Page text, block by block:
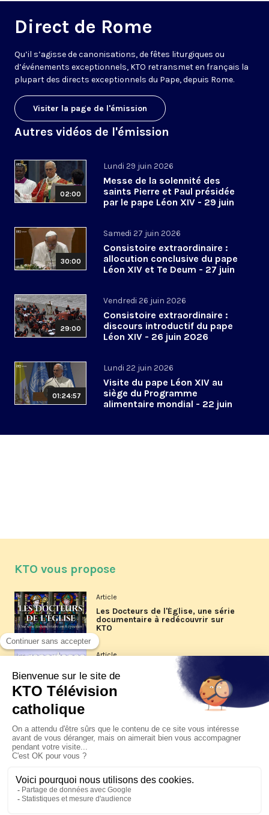
Direct de Rome
Qu’il s’agisse de canonisations, de fêtes liturgiques ou
d’événements exceptionnels, KTO retransmet en français la
plupart des directs exceptionnels du Pape, depuis Rome.
Visiter la page de l'émission
Autres vidéos de l'émission
02:00
Lundi 29 juin 2026
Messe de la solennité des
saints Pierre et Paul présidée
par le pape Léon XIV - 29 juin
30:00
Samedi 27 juin 2026
Consistoire extraordinaire :
allocution conclusive du pape
Léon XIV et Te Deum - 27 juin
29:00
Vendredi 26 juin 2026
Consistoire extraordinaire :
discours introductif du pape
Léon XIV - 26 juin 2026
01:24:57
Lundi 22 juin 2026
Visite du pape Léon XIV au
siège du Programme
alimentaire mondial - 22 juin
KTO vous propose
Article
Les Docteurs de l'Église, une série
documentaire à redécouvrir sur
KTO
Article
Les reportages d'été 2026 de KTO
La visite pastorale du pape Léon
XIV à Assise à suivre sur KTO le
jeudi 6 août
Le pape en Uruguay, Argentine et
Pérou du 6 au 17 novembre 2026